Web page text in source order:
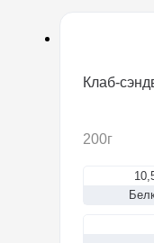
Клаб-
200г